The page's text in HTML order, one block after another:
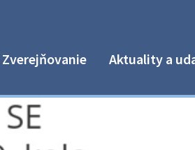
Zverejňovanie Aktuality a